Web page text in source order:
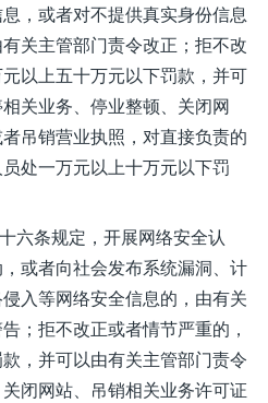
，或者对不提供真实身份信息
关主管部门责令改正；拒不改
以上五十万元以下罚款，并可
关业务、停业整顿、关闭网
吊销营业执照，对直接负责的
处一万元以上十万元以下罚
六条规定，开展网络安全认
或者向社会发布系统漏洞、计
入等网络安全信息的，由有关
；拒不改正或者情节严重的，
，并可以由有关主管部门责令
闭网站、吊销相关业务许可证